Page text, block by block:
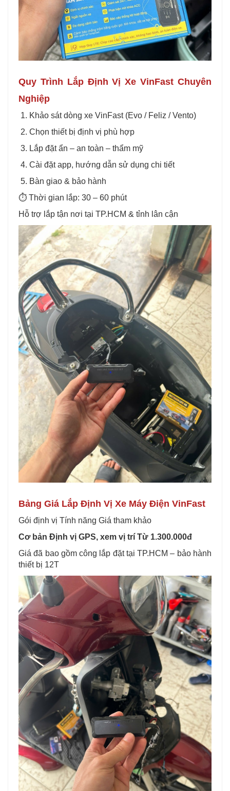
Quy Trình Lắp Định Vị Xe VinFast Chuyên
Nghiệp
1. Khảo sát dòng xe VinFast (Evo / Feliz / Vento)
2. Chọn thiết bị định vị phù hợp
3. Lắp đặt ẩn – an toàn – thẩm mỹ
4. Cài đặt app, hướng dẫn sử dụng chi tiết
5. Bàn giao & bảo hành
⏱️ Thời gian lắp: 30 – 60 phút
Hỗ trợ lắp tận nơi tại TP.HCM & tỉnh lân cận
Bảng Giá Lắp Định Vị Xe Máy Điện VinFast
Gói định vị Tính năng Giá tham khảo
Cơ bản Định vị GPS, xem vị trí Từ 1.300.000đ
Giá đã bao gồm công lắp đặt tại TP.HCM – bảo hành
thiết bị 12T